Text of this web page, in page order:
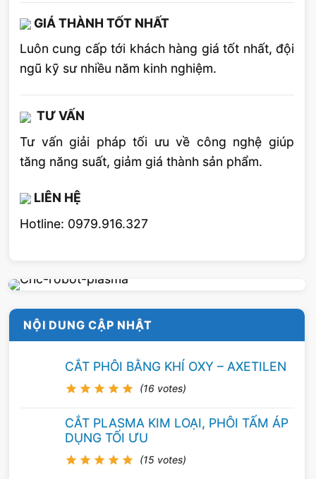
GIÁ THÀNH TỐT NHẤT
Luôn cung cấp tới khách hàng giá tốt nhất, đội
ngũ kỹ sư nhiều năm kinh nghiệm.
TƯ VẤN
Tư vấn giải pháp tối ưu về công nghệ giúp
tăng năng suất, giảm giá thành sản phẩm.
LIÊN HỆ
Hotline: 0979.916.327
NỘI DUNG CẬP NHẬT
CẮT PHÔI BẰNG KHÍ OXY – AXETILEN
(16 votes)
CẮT PLASMA KIM LOẠI, PHÔI TẤM ÁP
DỤNG TỐI ƯU
(15 votes)
Vị trí hàn mà thợ hàn được phê
chuẩn cho theo bảng sau
F: hàn ở vị trí sấp
H: hàn ở vị trí ngang
All: tất cả cỏc vị trớ
CJP: hàn thấu hoàn toàn
Vị trí, loại liên kết hàn phê chuẩn cho nối tấm
đối với từng loại vị trí kiểm tra